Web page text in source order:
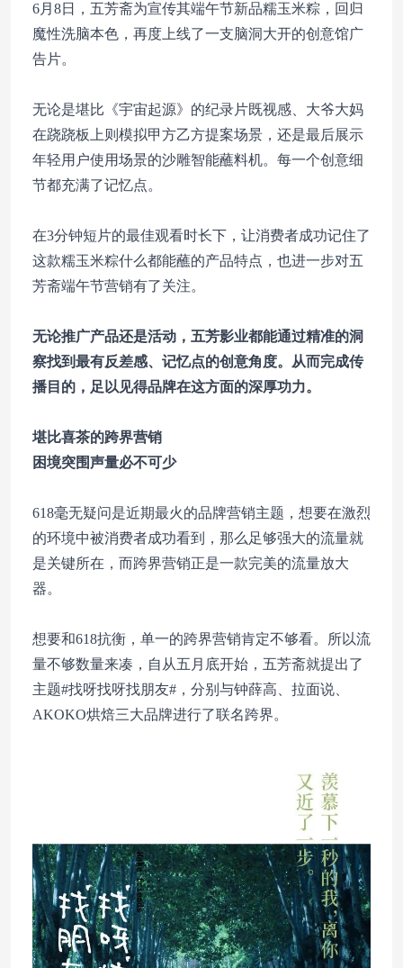
6月8日，五芳斋为宣传其端午节新品糯玉米粽，回归
魔性洗脑本色，再度上线了一支脑洞大开的创意馆广
告片。
无论是堪比《宇宙起源》的纪录片既视感、大爷大妈
在跷跷板上则模拟甲方乙方提案场景，还是最后展示
年轻用户使用场景的沙雕智能蘸料机。每一个创意细
节都充满了记忆点。
在3分钟短片的最佳观看时长下，让消费者成功记住了
这款糯玉米粽什么都能蘸的产品特点，也进一步对五
芳斋端午节营销有了关注。
无论推广产品还是活动，五芳影业都能通过精准的洞
察找到最有反差感、记忆点的创意角度。从而完成传
播目的，足以见得品牌在这方面的深厚功力。
堪比喜茶的跨界营销
困境突围声量必不可少
618毫无疑问是近期最火的品牌营销主题，想要在激烈
的环境中被消费者成功看到，那么足够强大的流量就
是关键所在，而跨界营销正是一款完美的流量放大
器。
想要和618抗衡，单一的跨界营销肯定不够看。所以流
量不够数量来凑，自从五月底开始，五芳斋就提出了
主题#找呀找呀找朋友#，分别与钟薛高、拉面说、
AKOKO烘焙三大品牌进行了联名跨界。